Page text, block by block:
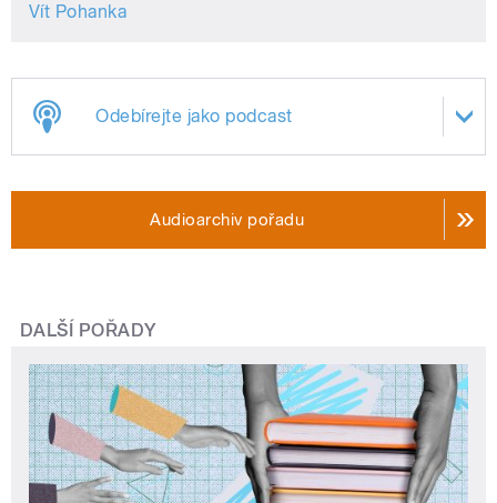
Vít Pohanka
Odebírejte jako podcast
Audioarchiv pořadu
DALŠÍ POŘADY